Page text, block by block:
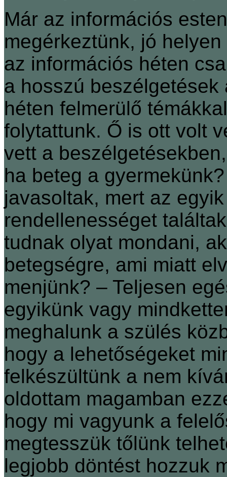
Már az információs
megérkeztünk, jó
az információs héten
a hosszú
héten felmerülő
folytattunk. Ő is ott volt
vett a
ha beteg a
javasoltak, mert az
rendellenességet
tudnak olyat mondani,
betegségre, ami miatt
menjünk? ‒ Teljesen
egyikünk vagy
meghalunk a szülés
hogy a lehetőségeket
felkészültünk a nem
oldottam magamban
hogy mi vagyunk a
megtesszük tőlünk
legjobb döntést hozzuk